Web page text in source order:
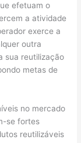
efetuam o
a atividade
exerce a
outra
sua reutilização
metas de
no mercado
se fortes
reutilizáveis